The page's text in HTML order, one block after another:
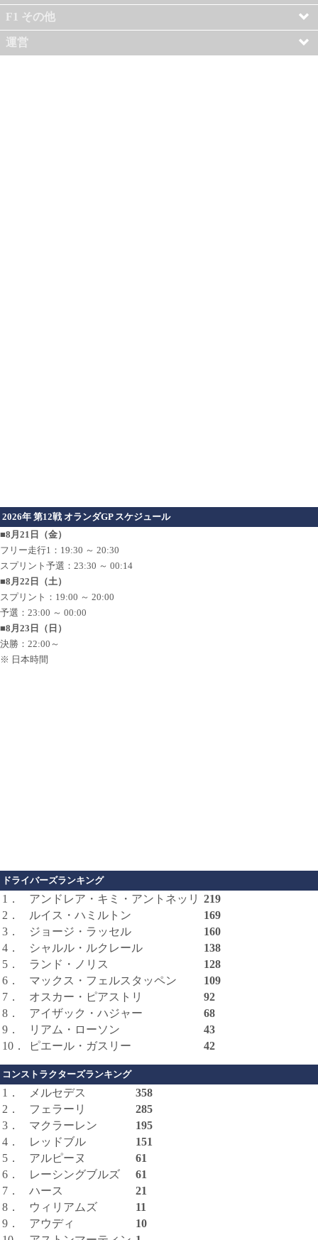
F1 その他
運営
2026年 第12戦 オランダGP スケジュール
■8月21日（金）
フリー走行1：19:30 ～ 20:30
スプリント予選：23:30 ～ 00:14
■8月22日（土）
スプリント：19:00 ～ 20:00
予選：23:00 ～ 00:00
■8月23日（日）
決勝：22:00～
※ 日本時間
ドライバーズランキング
1． アンドレア・キミ・アントネッリ 219
2．
ルイス・ハミルトン
169
3．
ジョージ・ラッセル
160
4．
シャルル・ルクレール
138
5．
ランド・ノリス
128
6．
マックス・フェルスタッペン
109
7．
オスカー・ピアストリ
92
8．
アイザック・ハジャー
68
9．
リアム・ローソン
43
10．
ピエール・ガスリー 42
コンストラクターズランキング
1． メルセデス
358
2．
フェラーリ
285
3．
マクラーレン
195
4．
レッドブル
151
5．
アルピーヌ
61
6．
レーシングブルズ
61
7．
ハース
21
8．
ウィリアムズ
11
9．
アウディ
10